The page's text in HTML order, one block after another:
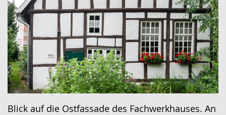
Blick auf die Ostfassade des Fachwerkhauses. An